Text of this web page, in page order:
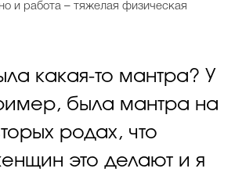
и работа – тяжелая физическая
какая-то мантра? У
была мантра на
родах, что
это делают и я